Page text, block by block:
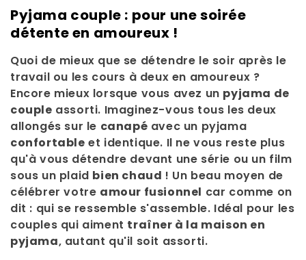
l
l
e
c
t
i
o
n
:
Pyjama couple : pour une soirée
détente en amoureux !
Quoi de mieux que se détendre le soir après le
travail ou les cours à deux en amoureux ?
Encore mieux lorsque vous avez un pyjama de
couple assorti. Imaginez-vous tous les deux
allongés sur le canapé avec un pyjama
confortable et identique. Il ne vous reste plus
qu'à vous détendre devant une série ou un film
sous un plaid bien chaud ! Un beau moyen de
célébrer votre amour fusionnel car comme on
dit : qui se ressemble s'assemble. Idéal pour les
couples qui aiment traîner à la maison en
pyjama, autant qu'il soit assorti.